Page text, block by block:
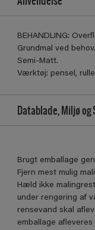
BEHANDLING:
Grundmal ved
Semi-Matt.
Værktøj: pensel,
Datablade, Miljø
Brugt emballage
Fjern mest mulig
Hæld ikke
under rengøring af
rensevand skal
emballage